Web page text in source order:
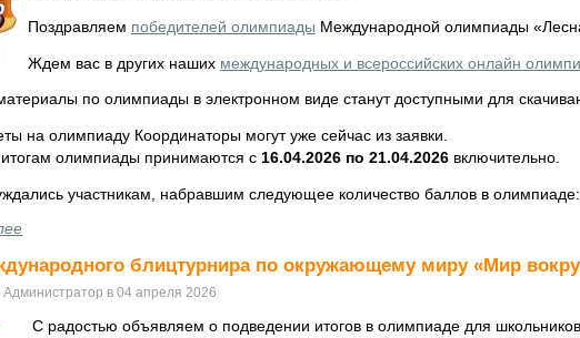
Поздравляем победителей олимпиады Международной олимпиады
Ждем вас в других наших международных и всероссийских онлайн
по олимпиады в электронном виде станут доступными для
на олимпиаду Координаторы могут уже сейчас из заявки.
олимпиады принимаются с 16.04.2026 по 21.04.2026 включительно.
участникам, набравшим следующее количество баллов в олимпиаде:
блицтурнира по окружающему миру «Мир
Администратор в 04 апреля 2026
С радостью объявляем о подведении итогов в олимпиаде для школьников